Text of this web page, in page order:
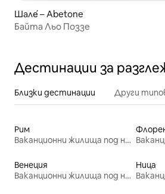
Шале́ – Abetone
Байта Льо Поззе
Дестинации за
Близки дестинации Други
Рим
Ваканционни жилища под наем
Венеция
Ваканционни жилища под наем
Ница